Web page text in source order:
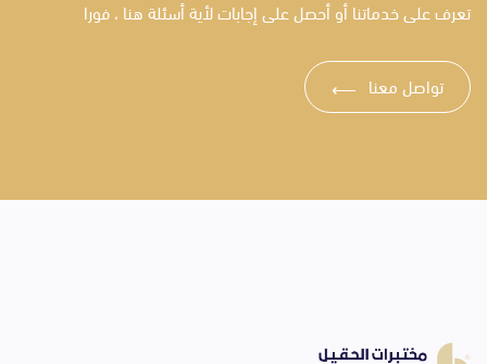
تعرف على خدماتنا أو أحصل على إجابات لأية أسئلة هنا ، فورا
تواصل معنا ⟶